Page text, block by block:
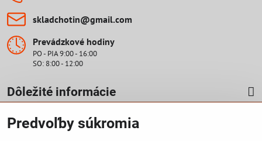
skladchotin​@gmail​.com
Prevádzkové hodiny
PO - PIA 9:00 - 16:00
SO: 8:00 - 12:00
Dôležité informácie
Cenová ponuka
Predvoľby súkromia